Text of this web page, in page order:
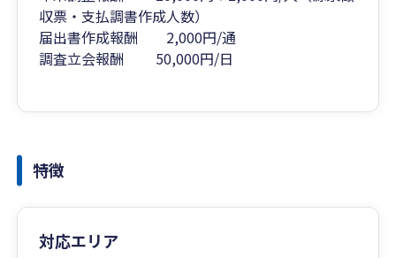
収票・支払調書作成人数）
届出書作成報酬 2,000円/通
調査立会報酬 50,000円/日
特徴
対応エリア